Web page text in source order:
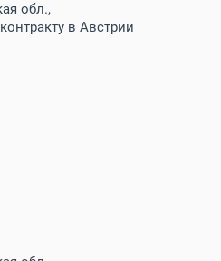
обл.,
в Австрии